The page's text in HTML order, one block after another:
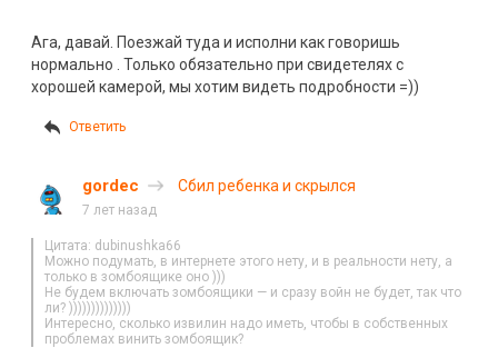
Ага, давай. Поезжай туда и исполни как говоришь
нормально . Только обязательно при свидетелях с
хорошей камерой, мы хотим видеть подробности =))
Ответить
gordec Сбил ребенка и скрылся
7 лет назад
Цитата: dubinushka66
Можно подумать, в интернете этого нету, и в реальности нету, а
только в зомбоящике оно )))
Не будем включать зомбоящики — и сразу войн не будет, так что
ли? ))))))))))))))
Интересно, сколько извилин надо иметь, чтобы в собственных
проблемах винить зомбоящик?